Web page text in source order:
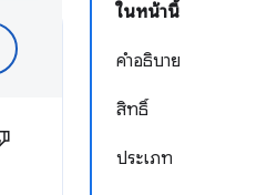
ในหน้านี้
คำอธิบาย
สิทธิ์
ประเภท